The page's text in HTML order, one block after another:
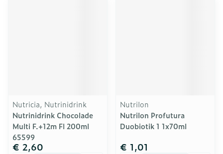
Nutricia, Nutrinidrink
Nutrinidrink Chocolade
Multi F.+12m Fl 200ml
65599
€ 2,60
Nutrilon
Nutrilon Profutura
Duobiotik 1 1x70ml
€ 1,01